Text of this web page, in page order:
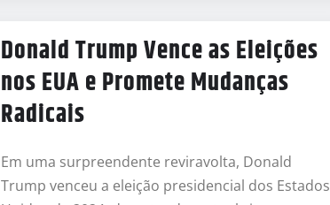
Donald Trump Vence as Eleições
nos EUA e Promete Mudanças
Radicais
Em uma surpreendente reviravolta, Donald
Trump venceu a eleição presidencial dos Estados